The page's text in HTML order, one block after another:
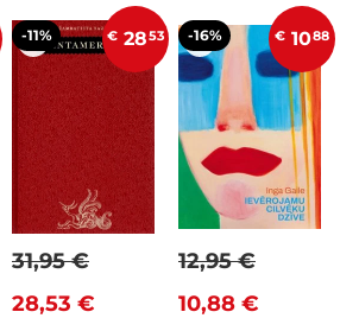
-11% € 2853
28,53 €
31,95 €
-16% € 1088
10,88 €
12,95 €